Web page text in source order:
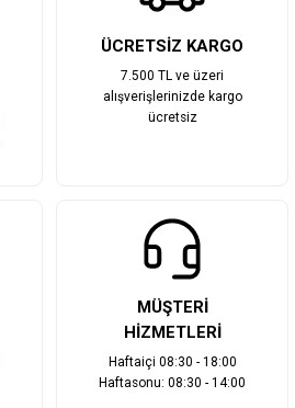
ÜCRETSİZ KARGO
7.500 TL ve üzeri
alışverişlerinizde kargo
ücretsiz
MÜŞTERİ
HİZMETLERİ
Haftaiçi 08:30 - 18:00
Haftasonu: 08:30 - 14:00